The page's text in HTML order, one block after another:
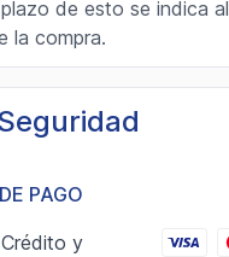
de esto se indica al
la compra.
PAGO
y